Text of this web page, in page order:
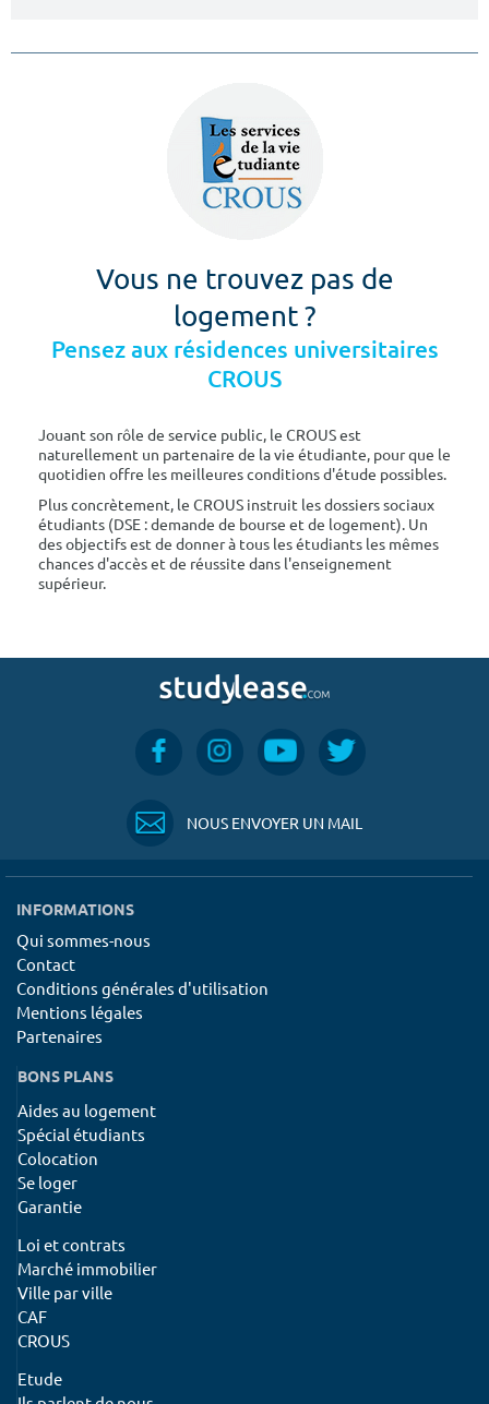
Vous ne trouvez pas de
logement ?
Pensez aux résidences universitaires
CROUS
Jouant son rôle de service public, le CROUS est
naturellement un partenaire de la vie étudiante, pour que le
quotidien offre les meilleures conditions d'étude possibles.
Plus concrètement, le CROUS instruit les dossiers sociaux
étudiants (DSE : demande de bourse et de logement). Un
des objectifs est de donner à tous les étudiants les mêmes
chances d'accès et de réussite dans l'enseignement
supérieur.
NOUS ENVOYER UN MAIL
INFORMATIONS
Qui sommes-nous
Contact
Conditions générales d'utilisation
Mentions légales
Partenaires
BONS PLANS
Aides au logement
Spécial étudiants
Colocation
Se loger
Garantie
Loi et contrats
Marché immobilier
Ville par ville
CAF
CROUS
Etude